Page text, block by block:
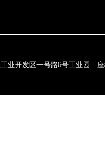
业开发区一号路6号工业园